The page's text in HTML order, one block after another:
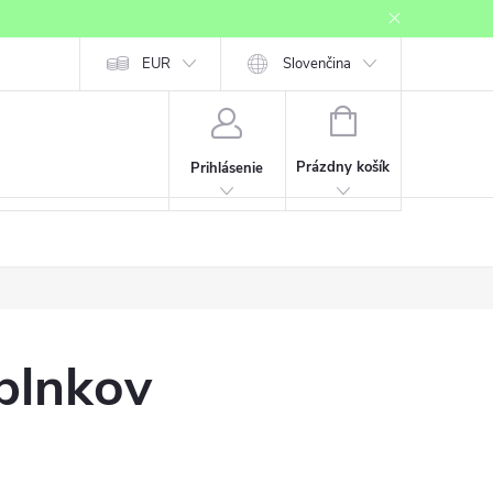
Mapa serveru Registrácia affiliate partnera Prihlásenie affiliate
EUR Slovenčina
Prihlásenie
NÁKUPNÝ
Prázdny košík